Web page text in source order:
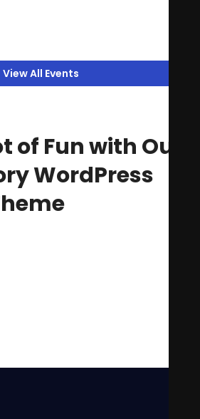
View All Events
of Fun with Our
WordPress